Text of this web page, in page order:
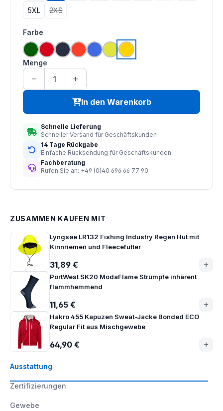
Ausstattung
Zertifizierungen
Gewebe
5XL 2XS(Diese Option ist zurzeit nicht verfügbar.)
Farbe
grünrot navyhi vis orange
royal blausaturn gelb
gelb
Menge
In den Warenkorb
Schnelle Lieferung
Schneller Versand für Geschäftskunden
14 Tage Rückgabe
Einfache Rücksendung für Geschäftskunden
Fachberatung
Rufen Sie an: +49 (0)40 696 66 77 90
ZUSAMMEN KAUFEN MIT
Lyngsøe LR132 Fishing Industry Regen Hut mit
Kinnriemen und Fleecefutter
31,89 €
PortWest SK20 ModaFlame Strümpfe inhärent
flammhemmend
11,65 €
Hakro 455 Kapuzen Sweat-Jacke Bonded ECO
Regular Fit aus Mischgewebe
64,90 €